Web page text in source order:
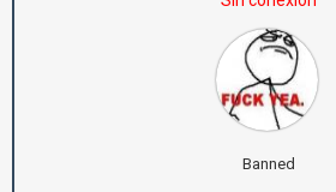
Banned